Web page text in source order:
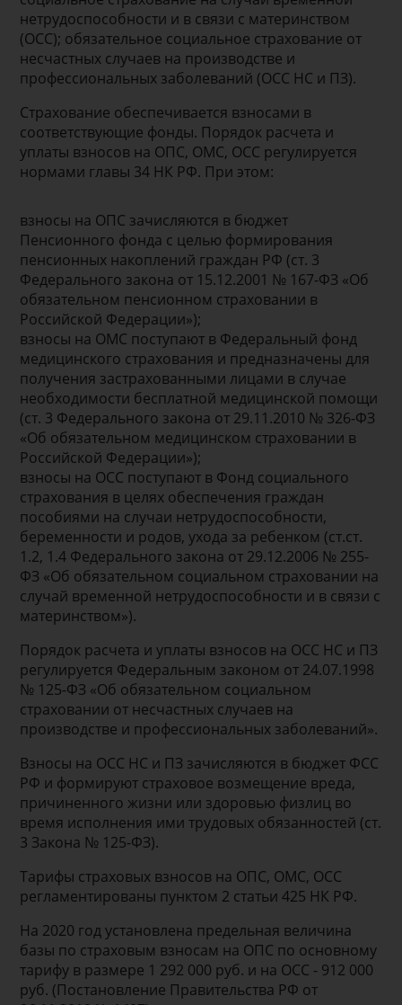
нетрудоспособности и в связи с материнством
(ОСС); обязательное социальное страхование от
несчастных случаев на производстве и
профессиональных заболеваний (ОСС НС и ПЗ).
Страхование обеспечивается взносами в
соответствующие фонды. Порядок расчета и
уплаты взносов на ОПС, ОМС, ОСС регулируется
нормами главы 34 НК РФ. При этом:
взносы на ОПС зачисляются в бюджет
Пенсионного фонда с целью формирования
пенсионных накоплений граждан РФ (ст. 3
Федерального закона от 15.12.2001 № 167-ФЗ «Об
обязательном пенсионном страховании в
Российской Федерации»);
взносы на ОМС поступают в Федеральный фонд
медицинского страхования и предназначены для
получения застрахованными лицами в случае
необходимости бесплатной медицинской помощи
(ст. 3 Федерального закона от 29.11.2010 № 326-ФЗ
«Об обязательном медицинском страховании в
Российской Федерации»);
взносы на ОСС поступают в Фонд социального
страхования в целях обеспечения граждан
пособиями на случаи нетрудоспособности,
беременности и родов, ухода за ребенком (ст.ст.
1.2, 1.4 Федерального закона от 29.12.2006 № 255-
ФЗ «Об обязательном социальном страховании на
случай временной нетрудоспособности и в связи с
материнством»).
Порядок расчета и уплаты взносов на ОСС НС и ПЗ
регулируется Федеральным законом от 24.07.1998
№ 125-ФЗ «Об обязательном социальном
страховании от несчастных случаев на
производстве и профессиональных заболеваний».
Взносы на ОСС НС и ПЗ зачисляются в бюджет ФСС
РФ и формируют страховое возмещение вреда,
причиненного жизни или здоровью физлиц во
время исполнения ими трудовых обязанностей (ст.
3 Закона № 125-ФЗ).
Тарифы страховых взносов на ОПС, ОМС, ОСС
регламентированы пунктом 2 статьи 425 НК РФ.
На 2020 год установлена предельная величина
базы по страховым взносам на ОПС по основному
тарифу в размере 1 292 000 руб. и на ОСС - 912 000
руб. (Постановление Правительства РФ от